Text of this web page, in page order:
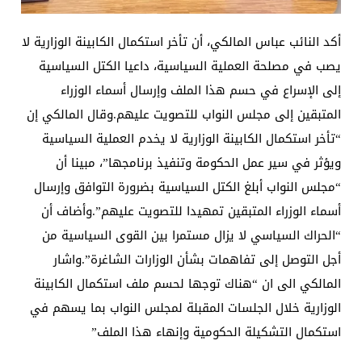
أكد النائب عباس المالكي، أن تأخر استكمال الكابينة الوزارية لا
يصب في مصلحة العملية السياسية، داعيا الكتل السياسية
إلى الإسراع في حسم هذا الملف وإرسال أسماء الوزراء
المتبقين إلى مجلس النواب للتصويت عليهم.وقال المالكي إن
“تأخر استكمال الكابينة الوزارية لا يخدم العملية السياسية
ويؤثر في سير عمل الحكومة وتنفيذ برنامجها”، مبينا أن
“مجلس النواب أبلغ الكتل السياسية بضرورة التوافق وإرسال
أسماء الوزراء المتبقين تمهيدا للتصويت عليهم”.وأضاف أن
“الحراك السياسي لا يزال مستمرا بين القوى السياسية من
أجل التوصل إلى تفاهمات بشأن الوزارات الشاغرة”.واشار
المالكي الى ان “هناك توجها لحسم ملف استكمال الكابينة
الوزارية خلال الجلسات المقبلة لمجلس النواب بما يسهم في
استكمال التشكيلة الحكومية وإنهاء هذا الملف”